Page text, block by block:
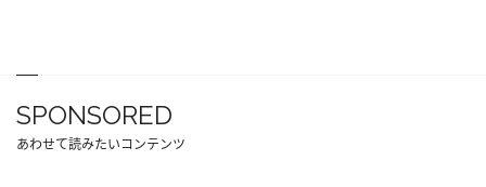
SPONSORED
あわせて読みたいコンテンツ